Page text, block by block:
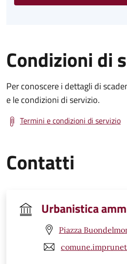
Condizioni di
Per conoscere i dettagli di
e le condizioni di servizio.
Termini e condizioni di servizio
Contatti
Urbanistica
Piazza